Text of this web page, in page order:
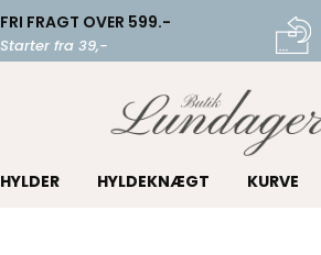
FRI FRAGT OVER 599.-
Starter fra 39,-
HYLDER HYLDEKNÆGT KURVE